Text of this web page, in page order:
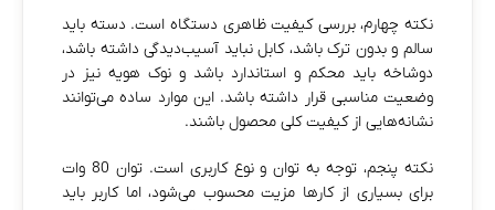
نکته چهارم، بررسی کیفیت ظاهری دستگاه است. دسته باید
سالم و بدون ترک باشد، کابل نباید آسیب‌دیدگی داشته باشد،
دوشاخه باید محکم و استاندارد باشد و نوک هویه نیز در
وضعیت مناسبی قرار داشته باشد. این موارد ساده می‌توانند
نشانه‌هایی از کیفیت کلی محصول باشند.
نکته پنجم، توجه به توان و نوع کاربری است. توان 80 وات
برای بسیاری از کارها مزیت محسوب می‌شود، اما کاربر باید